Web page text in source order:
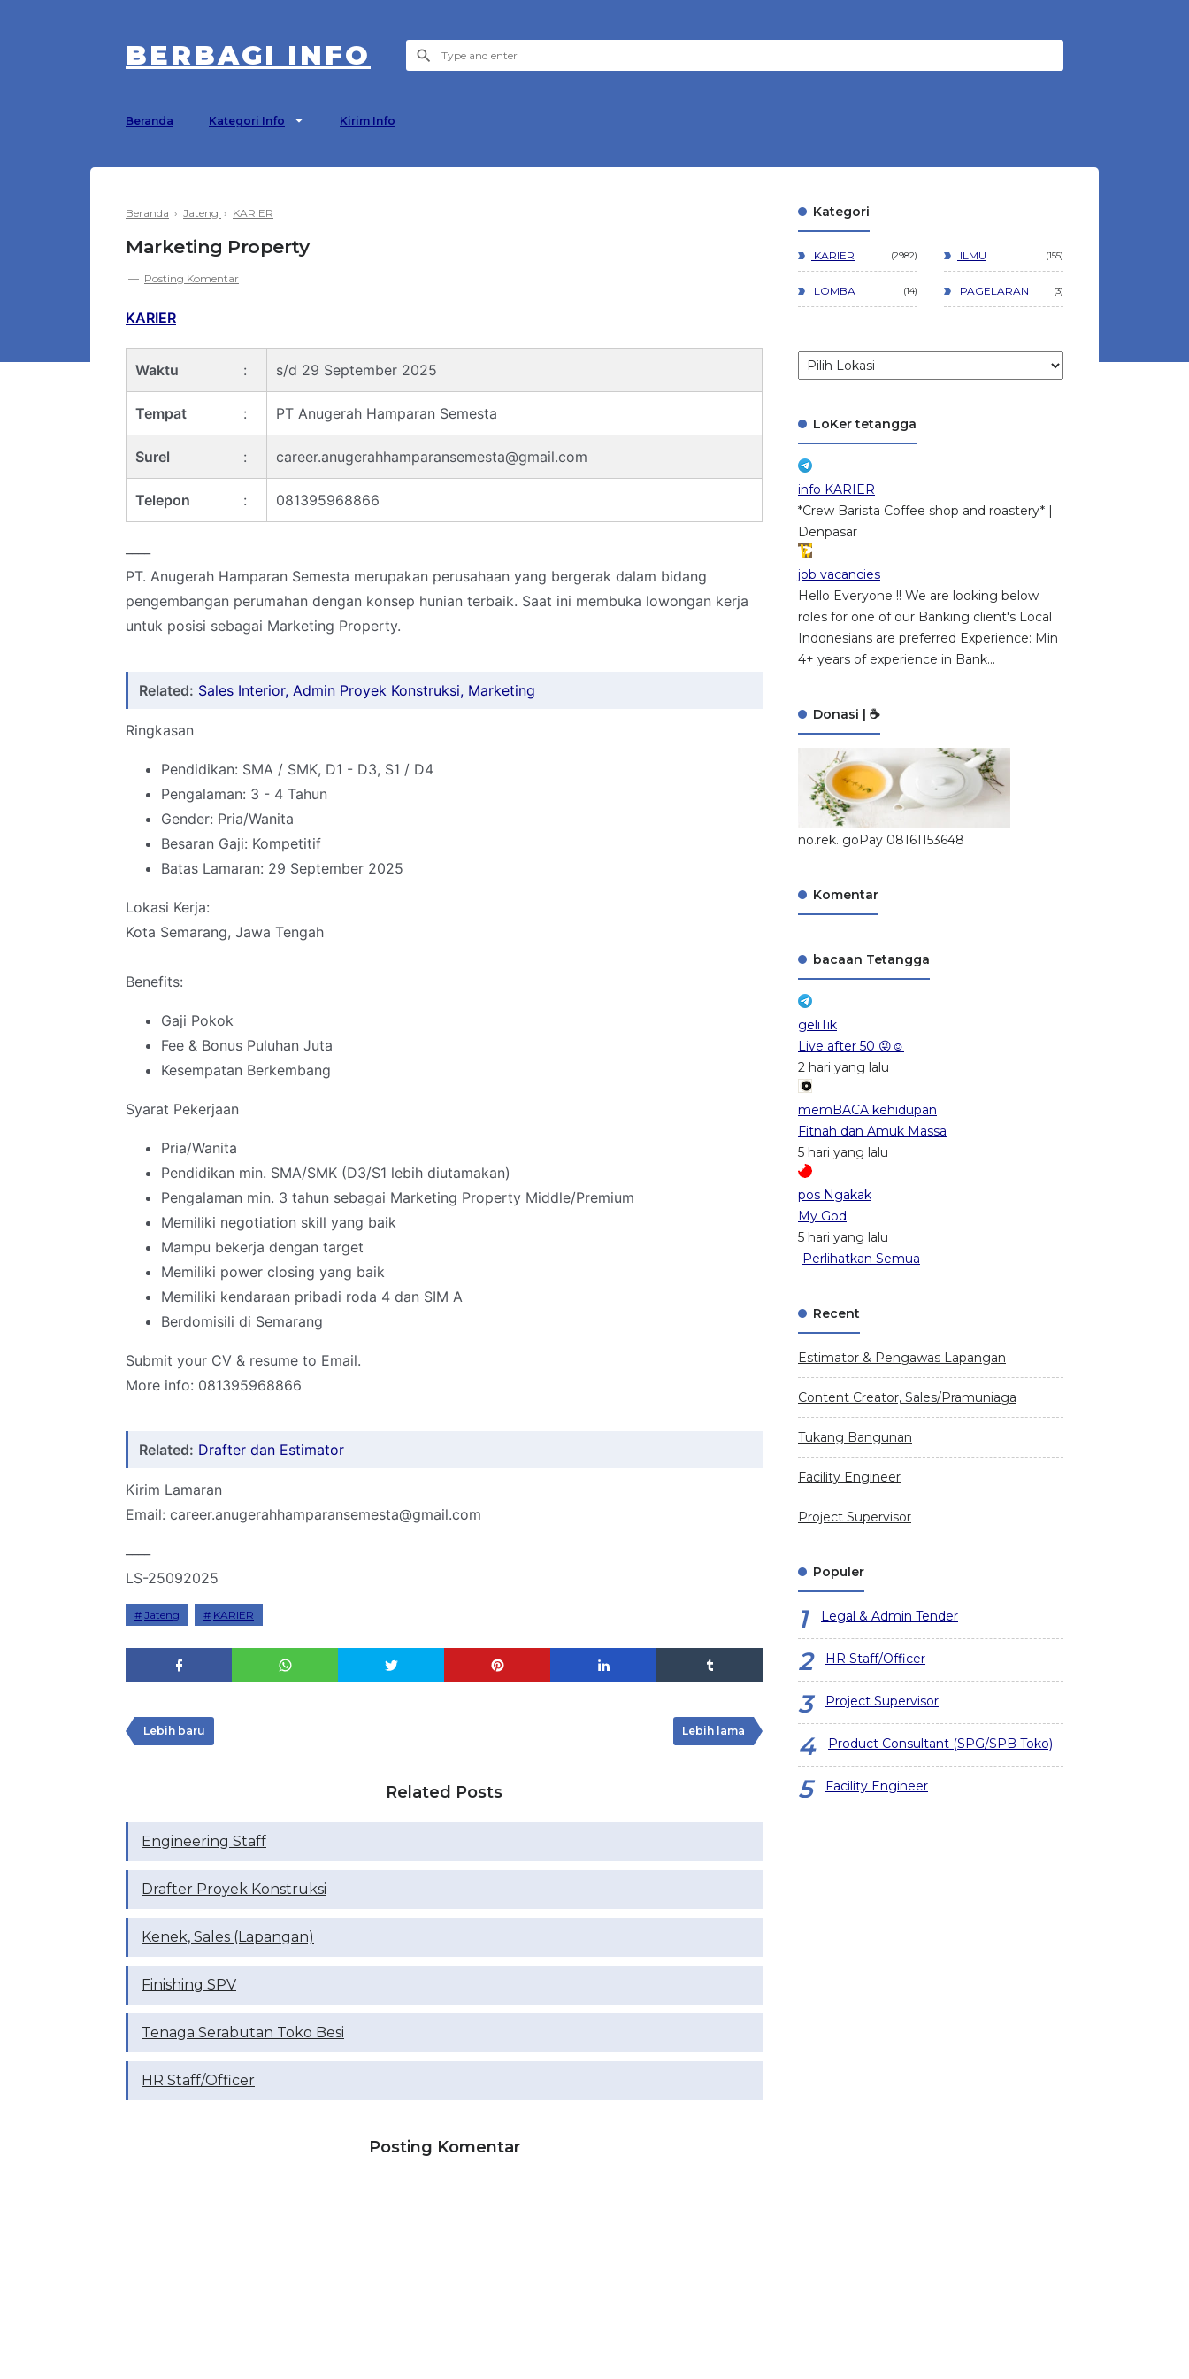
BERBAGI INFO
Beranda Kategori Info Kirim Info
Beranda › Jateng › KARIER
Marketing Property
Posting Komentar
KARIER
Waktu : s/d 29 September 2025
Tempat : PT Anugerah Hamparan Semesta
Surel : career.anugerahhamparansemesta@gmail.com
Telepon : 081395968866
PT. Anugerah Hamparan Semesta merupakan perusahaan yang bergerak dalam bidang
pengembangan perumahan dengan konsep hunian terbaik. Saat ini membuka lowongan kerja
untuk posisi sebagai Marketing Property.
Related: Sales Interior, Admin Proyek Konstruksi, Marketing
Ringkasan
Pendidikan: SMA / SMK, D1 - D3, S1 / D4
Pengalaman: 3 - 4 Tahun
Gender: Pria/Wanita
Besaran Gaji: Kompetitif
Batas Lamaran: 29 September 2025
Lokasi Kerja:
Kota Semarang, Jawa Tengah
Benefits:
Gaji Pokok
Fee & Bonus Puluhan Juta
Kesempatan Berkembang
Syarat Pekerjaan
Pria/Wanita
Pendidikan min. SMA/SMK (D3/S1 lebih diutamakan)
Pengalaman min. 3 tahun sebagai Marketing Property Middle/Premium
Memiliki negotiation skill yang baik
Mampu bekerja dengan target
Memiliki power closing yang baik
Memiliki kendaraan pribadi roda 4 dan SIM A
Berdomisili di Semarang
Submit your CV & resume to Email.
More info: 081395968866
Related: Drafter dan Estimator
Kirim Lamaran
Email: career.anugerahhamparansemesta@gmail.com
LS-25092025
Jateng KARIER
Lebih baru Lebih lama
Related Posts
Engineering Staff
Drafter Proyek Konstruksi
Kenek, Sales (Lapangan)
Finishing SPV
Tenaga Serabutan Toko Besi
HR Staff/Officer
Posting Komentar
Kategori
KARIER 2982 ILMU 155
LOMBA 14 PAGELARAN 3
LoKer tetangga
info KARIER
*Crew Barista Coffee shop and roastery* |
Denpasar
job vacancies
Hello Everyone !! We are looking below
roles for one of our Banking client's Local
Indonesians are preferred Experience: Min
4+ years of experience in Bank...
Donasi | ☕
no.rek. goPay 08161153648
Komentar
bacaan Tetangga
geliTik
Live after 50 😜☺️
2 hari yang lalu
memBACA kehidupan
Fitnah dan Amuk Massa
5 hari yang lalu
pos Ngakak
My God
5 hari yang lalu
Perlihatkan Semua
Recent
Estimator & Pengawas Lapangan
Content Creator, Sales/Pramuniaga
Tukang Bangunan
Facility Engineer
Project Supervisor
Populer
Legal & Admin Tender
HR Staff/Officer
Project Supervisor
Product Consultant (SPG/SPB Toko)
Facility Engineer